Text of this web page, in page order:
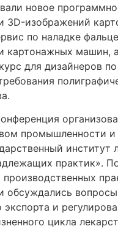
новое
3D-изображений
по наладке
картонажных машин,
для дизайнеров по
промышленности и
институт
практик».
обсуждались вопросы
экспорта и
цикла